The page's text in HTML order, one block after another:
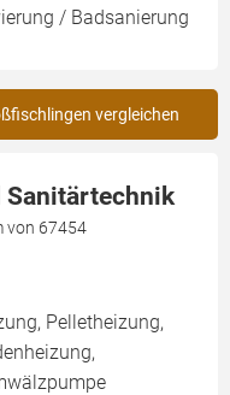
/ Badsanierung
vergleichen
Sanitärtechnik
von 67454
Pelletheizung,